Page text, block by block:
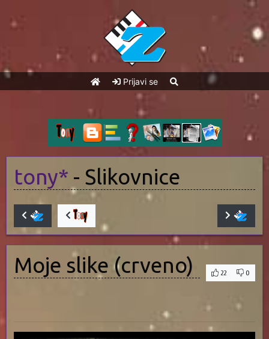
Prijavi se
tony* - Slikovnice
Moje slike (crveno) 22 0